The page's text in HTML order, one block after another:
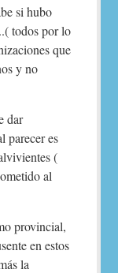
si hubo
todos por lo
que
y no
dar
parecer es
(
al
provincial,
en estos
la